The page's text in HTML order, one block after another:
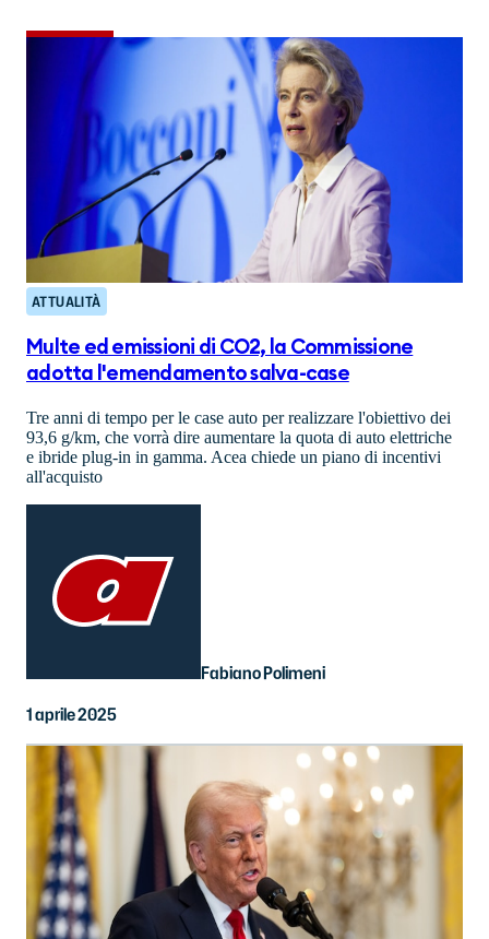
ATTUALITÀ
Multe ed emissioni di CO2, la Commissione
adotta l'emendamento salva-case
Tre anni di tempo per le case auto per realizzare l'obiettivo dei
93,6 g/km, che vorrà dire aumentare la quota di auto elettriche
e ibride plug-in in gamma. Acea chiede un piano di incentivi
all'acquisto
Fabiano Polimeni
1 aprile 2025